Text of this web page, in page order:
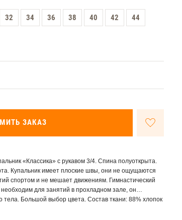
32 34 36 38 40 42 44
ЗАКАЗ
«Классика» с рукавом 3/4. Спина полуоткрыта.
Купальник имеет плоские швы, они не ощущаются
спортом и не мешает движениям. Гимнастический
для занятий в прохладном зале, он
тела. Большой выбор цвета. Состав ткани: 88% хлопок
аллергических реакций, позволяет телу